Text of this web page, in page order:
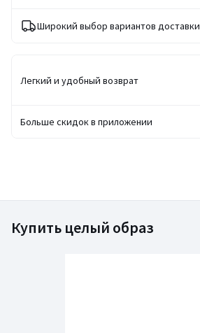
Широкий выбор вариантов доставки
Легкий и удобный возврат
Больше скидок в приложении
Купить целый образ